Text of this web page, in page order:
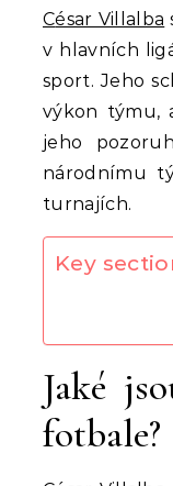
César Villalba
v hlavních
sport. Jeho
výkon týmu,
jeho
národnímu
turnajích.
Key
Jaké
fotbale?